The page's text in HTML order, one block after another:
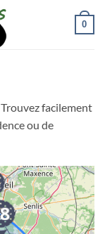
0
facilement
ou de